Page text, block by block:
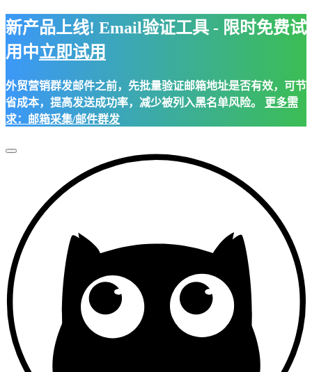
新产品上线! Email验证工具 - 限时免费试
用中立即试用
外贸营销群发邮件之前，先批量验证邮箱地址是否有效，可节
省成本，提高发送成功率，减少被列入黑名单风险。
更多需
求：邮箱采集/邮件群发
Toggle